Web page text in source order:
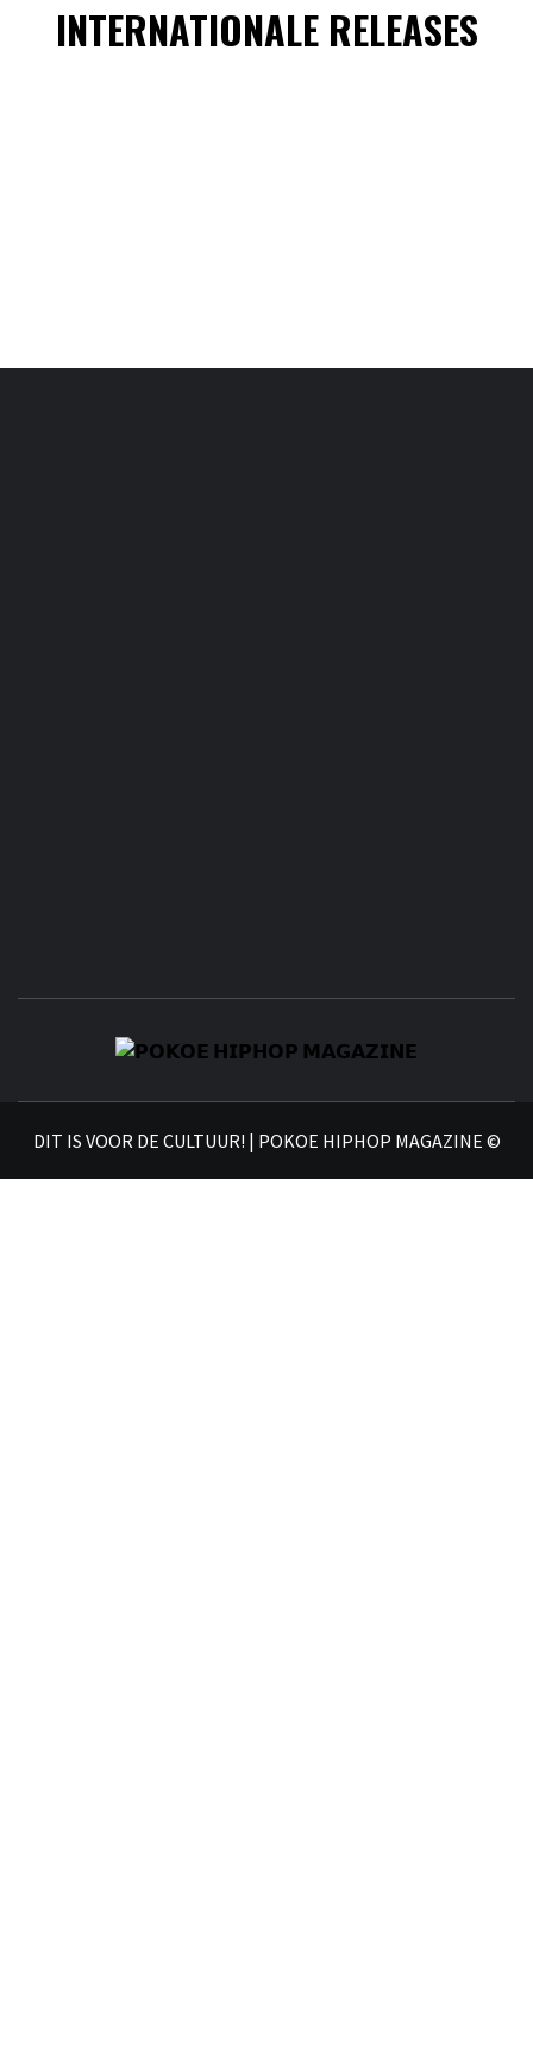
INTERNATIONALE RELEASES
DIT IS VOOR DE CULTUUR! | POKOE HIPHOP MAGAZINE ©